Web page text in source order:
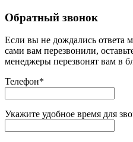
Обратный звонок
Если вы не дождались ответа
сами вам перезвонили,
менеджеры перезвонят вам в
Телефон*
Укажите удобное время для